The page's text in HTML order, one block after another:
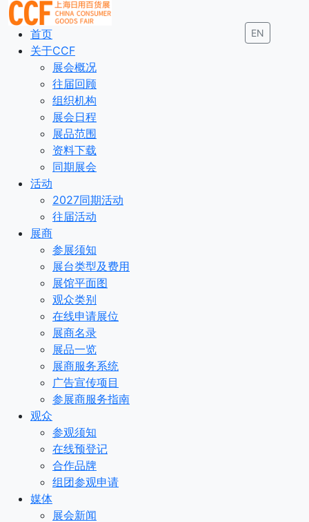
EN
首页
关于CCF
展会概况
往届回顾
组织机构
展会日程
展品范围
资料下载
同期展会
活动
2027同期活动
往届活动
展商
参展须知
展台类型及费用
展馆平面图
观众类别
在线申请展位
展商名录
展品一览
展商服务系统
广告宣传项目
参展商服务指南
观众
参观须知
在线预登记
合作品牌
组团参观申请
媒体
展会新闻